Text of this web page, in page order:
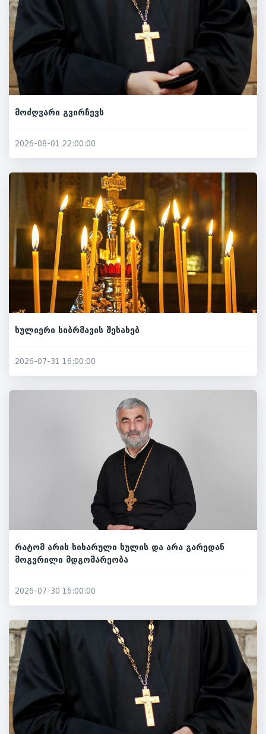
მოძღვარი გვირჩევს
2026-08-01 22:00:00
სულიერი სიბრმავის შესახებ
2026-07-31 16:00:00
რატომ არის სიხარული სულის და არა გარედან
მოგვრილი მდგომარეობა
2026-07-30 16:00:00